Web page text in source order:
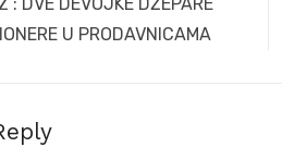
: DVE DEVOJKE DŽEPARE
U PRODAVNICAMA